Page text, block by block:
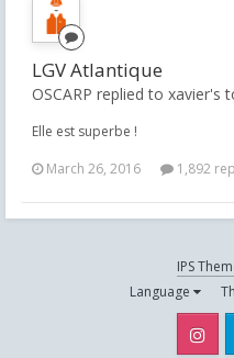
LGV Atlantique
OSCARP replied to xavier's
Elle est superbe !
March 26, 2016
1,892
IPS
Language